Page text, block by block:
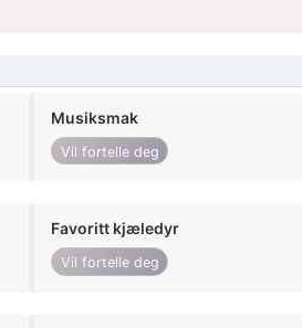
Musiksmak
Vil fortelle deg
Favoritt kjæledyr
Vil fortelle deg